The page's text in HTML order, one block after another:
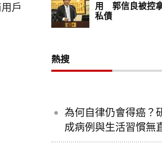
戶
熱搜
為何自律仍會得癌？
成病例與生活習慣無